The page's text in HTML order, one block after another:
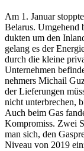
Am 1. Januar
Belarus.
dukten um den
gelang es der
durch die kleine
Unter­nehmen
nehmers Michail
der Liefe­rungen
nicht unter­brechen,
Auch beim Gas
Kompromiss. Zwei
man sich, den
Niveau von 2019